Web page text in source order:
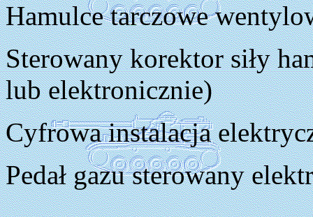
Hamulce tarczowe
Sterowany korektor siły
lub elektronicznie)
Cyfrowa instalacja
Pedał gazu sterowany